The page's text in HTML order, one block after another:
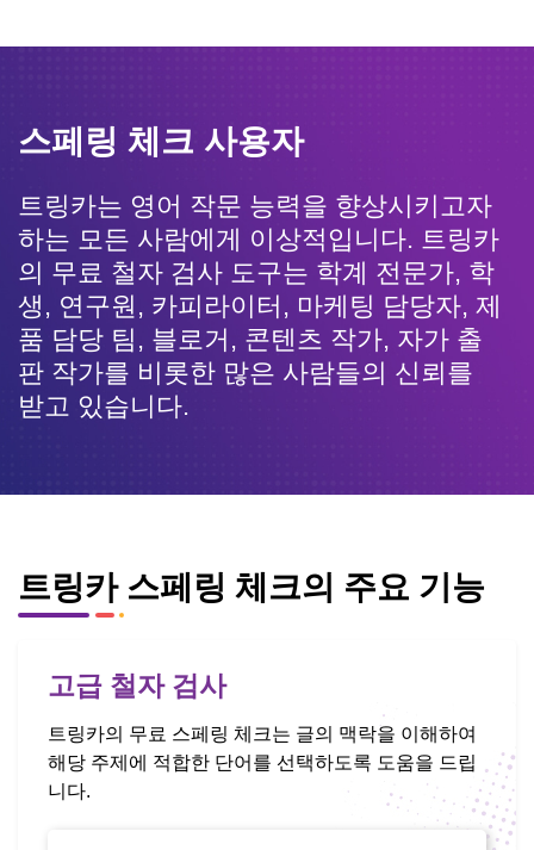
스페링 체크 사용자
트링카는 영어 작문 능력을 향상시키고자
하는 모든 사람에게 이상적입니다. 트링카
의 무료 철자 검사 도구는 학계 전문가, 학
생, 연구원, 카피라이터, 마케팅 담당자, 제
품 담당 팀, 블로거, 콘텐츠 작가, 자가 출
판 작가를 비롯한 많은 사람들의 신뢰를
받고 있습니다.
트링카 스페링 체크의 주요 기능
고급 철자 검사
트링카의 무료 스페링 체크는 글의 맥락을 이해하여
해당 주제에 적합한 단어를 선택하도록 도움을 드립
니다.